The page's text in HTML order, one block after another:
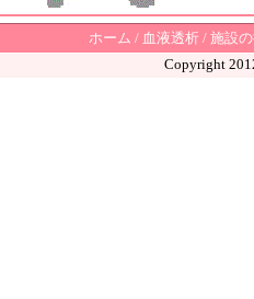
ホーム / 血液透析/ 施設
Copyright